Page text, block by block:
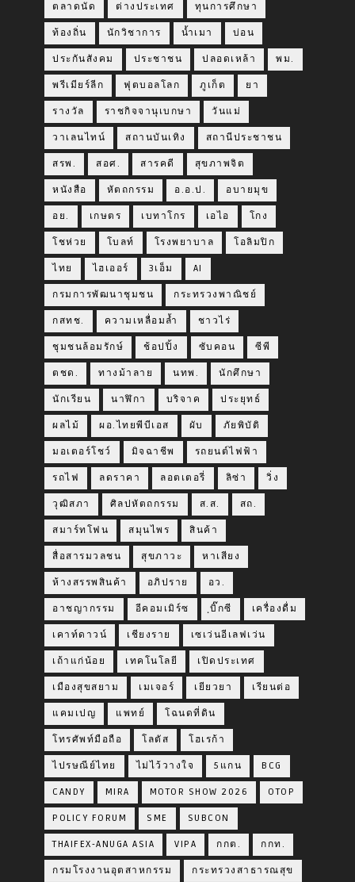
ตลาดนัด ต่างประเทศ ทุนการศึกษา
ท้องถิ่น นักวิชาการ น้ำเมา บ่อน
ประกันสังคม ประชาชน ปลอดเหล้า พม.
พรีเมียร์ลีก ฟุตบอลโลก ภูเก็ต ยา
รางวัล ราชกิจจานุเบกษา วันแม่
วาเลนไทน์ สถานบันเทิง สถานีประชาชน
สรพ. สอศ. สารคดี สุขภาพจิต
หนังสือ หัตถกรรม อ.อ.ป. อบายมุข
อย. เกษตร เบทาโกร เอไอ โกง
โชห่วย โบลท์ โรงพยาบาล โอลิมปิก
ไทย ไฮเออร์ 3เอ็ม AI
กรมการพัฒนาชุมชน กระทรวงพาณิชย์
กสทช. ความเหลื่อมล้ำ ชาวไร่
ชุมชนล้อมรักษ์ ช้อปปิ้ง ซับคอน ซีพี
ตชด. ทางม้าลาย นทพ. นักศึกษา
นักเรียน นาฬิกา บริจาค ประยุทธ์
ผลไม้ ผอ.ไทยพีบีเอส ผับ ภัยพิบัติ
มอเตอร์โชว์ มิจฉาชีพ รถยนต์ไฟฟ้า
รถไฟ ลดราคา ลอตเตอรี่ ลิซ่า วิ่ง
วุฒิสภา ศิลปหัตถกรรม ส.ส. สถ.
สมาร์ทโฟน สมุนไพร สินค้า
สื่อสารมวลชน สุขภาวะ หาเสียง
ห้างสรรพสินค้า อภิปราย อว.
อาชญากรรม อีคอมเมิร์ซ ฺบิ๊กซี เครื่องดื่ม
เคาท์ดาวน์ เชียงราย เซเว่นอีเลฟเว่น
เถ้าแก่น้อย เทคโนโลยี เปิดประเทศ
เมืองสุขสยาม เมเจอร์ เยียวยา เรียนต่อ
แคมเปญ แพทย์ โฉนดที่ดิน
โทรศัพท์มือถือ โลตัส โฮเรก้า
ไปรษณีย์ไทย ไม่ไว้วางใจ 5แกน BCG
CANDY MIRA MOTOR SHOW 2026 OTOP
POLICY FORUM SME SUBCON
THAIFEX-ANUGA ASIA VIPA กกต. กกท.
กรมโรงงานอุตสาหกรรม กระทรวงสาธารณสุข